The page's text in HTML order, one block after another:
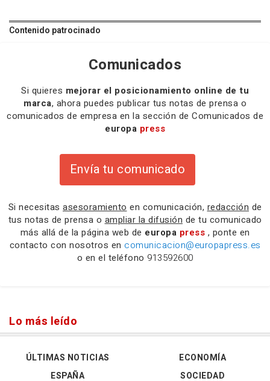
Contenido patrocinado
Comunicados
Si quieres mejorar el posicionamiento online de tu
marca, ahora puedes publicar tus notas de prensa o
comunicados de empresa en la sección de Comunicados de
europa press
Envía tu comunicado
Si necesitas asesoramiento en comunicación, redacción de
tus notas de prensa o ampliar la difusión de tu comunicado
más allá de la página web de europa press , ponte en
contacto con nosotros en comunicacion@europapress.es
o en el teléfono 913592600
Lo más leído
ÚLTIMAS NOTICIAS
ESPAÑA
ECONOMÍA
SOCIEDAD